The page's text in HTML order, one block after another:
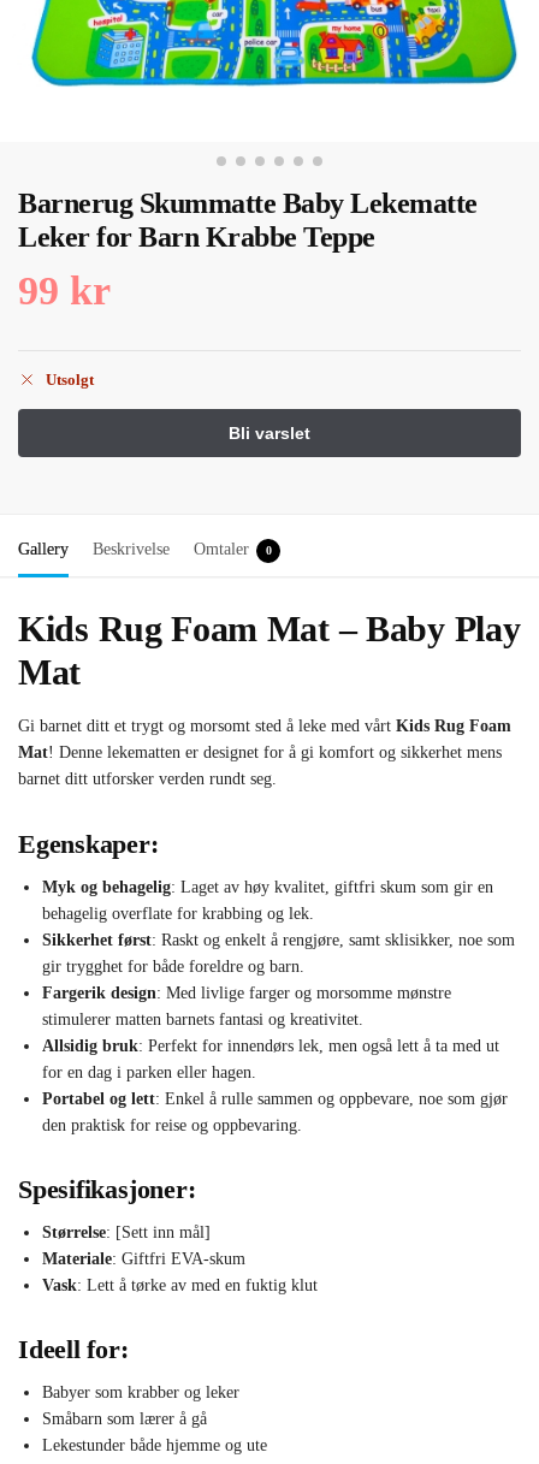
Barnerug Skummatte Baby Lekematte
Leker for Barn Krabbe Teppe
99 kr
Utsolgt
Gallery Beskrivelse Omtaler 0
Kids Rug Foam Mat – Baby Play
Mat
Gi barnet ditt et trygt og morsomt sted å leke med vårt Kids Rug Foam
Mat! Denne lekematten er designet for å gi komfort og sikkerhet mens
barnet ditt utforsker verden rundt seg.
Egenskaper:
Myk og behagelig: Laget av høy kvalitet, giftfri skum som gir en
behagelig overflate for krabbing og lek.
Sikkerhet først: Raskt og enkelt å rengjøre, samt sklisikker, noe som
gir trygghet for både foreldre og barn.
Fargerik design: Med livlige farger og morsomme mønstre
stimulerer matten barnets fantasi og kreativitet.
Allsidig bruk: Perfekt for innendørs lek, men også lett å ta med ut
for en dag i parken eller hagen.
Portabel og lett: Enkel å rulle sammen og oppbevare, noe som gjør
den praktisk for reise og oppbevaring.
Spesifikasjoner:
Størrelse: [Sett inn mål]
Materiale: Giftfri EVA-skum
Vask: Lett å tørke av med en fuktig klut
Ideell for:
Babyer som krabber og leker
Småbarn som lærer å gå
Lekestunder både hjemme og ute